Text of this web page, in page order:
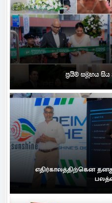
ප්‍රයිම් සමූහය සිය
எதிர்காலத்திற்கென